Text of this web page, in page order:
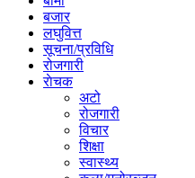
बजार
लघुवित्त
सूचना/प्रविधि
रोजगारी
राेचक
अटो
रोजगारी
विचार
शिक्षा
स्वास्थ्य